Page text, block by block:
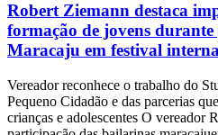
Robert Ziemann destaca
formação de jovens
Maracaju em festival
Vereador reconhece o trabalho do
Pequeno Cidadão e das parcerias
crianças e adolescentes O vereador